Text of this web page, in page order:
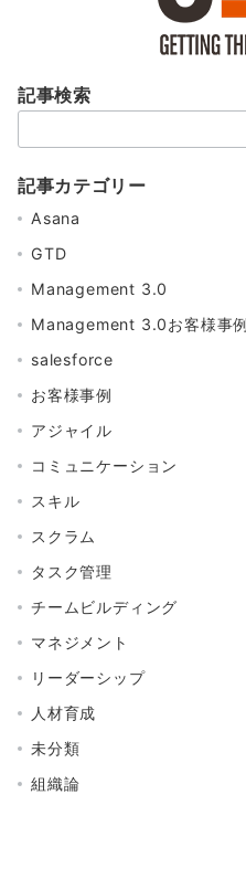
記事検索
索：
記事カテゴリー
Asana
GTD
Management 3.0
Management 3.0お客様事例
salesforce
お客様事例
アジャイル
コミュニケーション
スキル
スクラム
タスク管理
チームビルディング
マネジメント
リーダーシップ
人材育成
未分類
組織論